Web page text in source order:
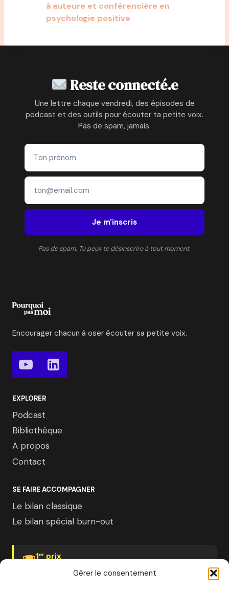
Gérer le consentement
à auteure et conférencière en
psychologie positive
Reste connecté.e
Une lettre chaque vendredi, des épisodes de
podcast et des outils pour écouter ta petite voix.
Pas de spam, jamais.
Je m'inscris
Pas de spam. Tu peux te désinscrire à tout moment.
Encourager chacun à oser écouter sa petite voix.
EXPLORER
Podcast
Bibliothèque
A propos
Contact
SE FAIRE ACCOMPAGNER
Le bilan classique
Le bilan spécial burn-out
1er prix